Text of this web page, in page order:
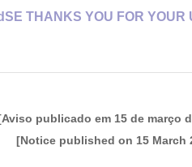
THANKS YOU FOR YOUR
[Aviso publicado em 15 de março
[Notice published on 15 March